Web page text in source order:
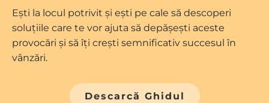
Ești la locul potrivit și ești pe cale să descoperi
soluțiile care te vor ajuta să depășești aceste
provocări și să îți crești semnificativ succesul în
vânzări.
Descarcă Ghidul